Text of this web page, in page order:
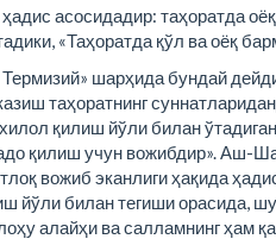
асосидадир: таҳоратда
«Таҳоратда қўл ва оёқ
шарҳида бундай
таҳоратнинг
қилиш йўли билан
қилиш учун вожибдир». Аш-
вожиб эканлиги ҳақида
йўли билан тегиши орасида,
алайҳи ва салламнинг